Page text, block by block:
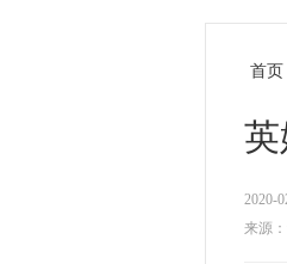
首页
英
2020-
来源